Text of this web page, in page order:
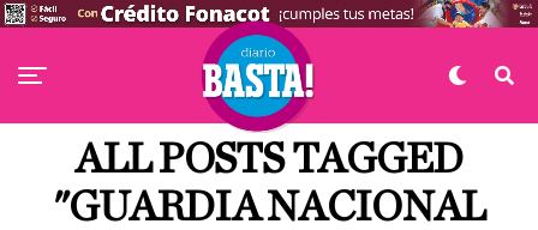
ALL POSTS TAGGED
"GUARDIA NACIONAL